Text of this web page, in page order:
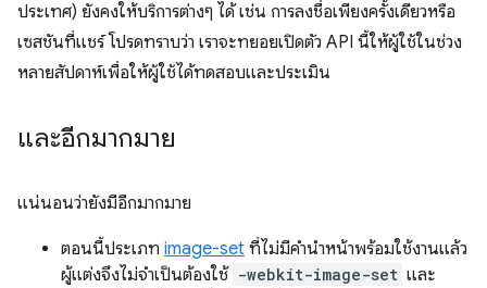
ประเทศ) ยังคงให้บริการต่างๆ ได้ เช่น การลงชื่อเพียงครั้งเดียวหรือ
เซสชันที่แชร์ โปรดทราบว่า เราจะทยอยเปิดตัว API นี้ให้ผู้ใช้ในช่วง
หลายสัปดาห์เพื่อให้ผู้ใช้ได้ทดสอบและประเมิน
และอีกมากมาย
แน่นอนว่ายังมีอีกมากมาย
ตอนนี้ประเภท image-set ที่ไม่มีคำนำหน้าพร้อมใช้งานแล้ว
ผู้แต่งจึงไม่จำเป็นต้องใช้ -webkit-image-set และ